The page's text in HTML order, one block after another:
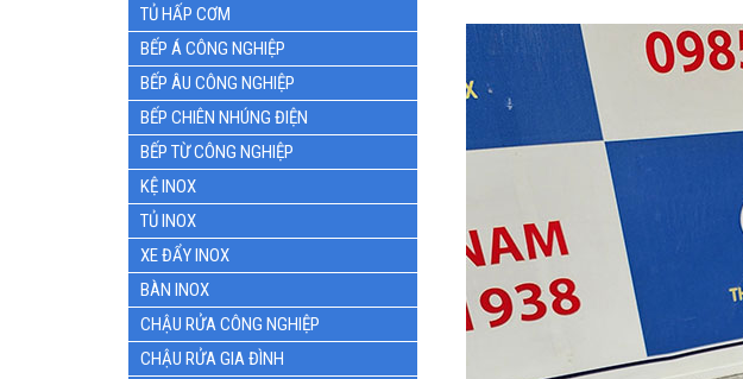
TỦ HẤP CƠM
BẾP Á CÔNG NGHIỆP
BẾP ÂU CÔNG NGHIỆP
BẾP CHIÊN NHÚNG ĐIỆN
BẾP TỪ CÔNG NGHIỆP
KỆ INOX
TỦ INOX
XE ĐẨY INOX
BÀN INOX
CHẬU RỬA CÔNG NGHIỆP
CHẬU RỬA GIA ĐÌNH